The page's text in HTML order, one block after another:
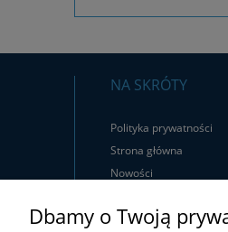
NA SKRÓTY
Polityka prywatności
Strona główna
Nowości
Dbamy o Twoją